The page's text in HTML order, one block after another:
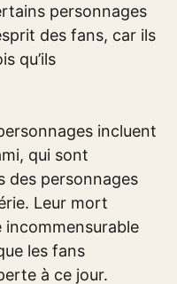
personnages
des fans, car ils
qu’ils
incluent
qui sont
des personnages
Leur mort
incommensurable
les fans
à ce jour.